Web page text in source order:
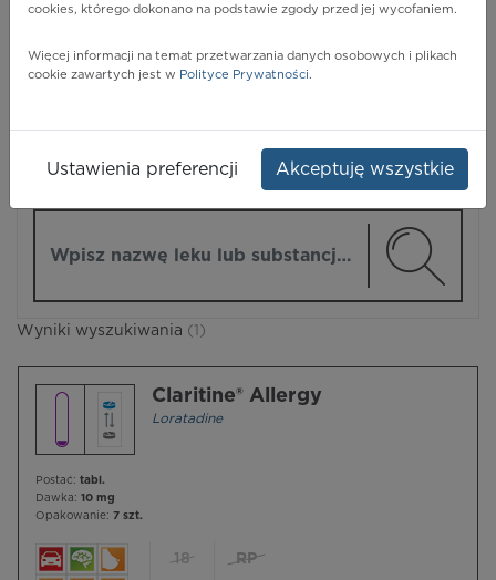
Pharmindex
Wyniki wyszukiwania (1)
Claritine® Allergy
Loratadine
Postać: tabl.
Dawka: 10 mg
Opakowanie: 7 szt.
18
RP
cookies, którego dokonano na podstawie zgody przed jej wycofaniem.
Więcej informacji na temat przetwarzania danych osobowych i plikach
cookie zawartych jest w Polityce Prywatności.
Ustawienia preferencji Akceptuję wszystkie